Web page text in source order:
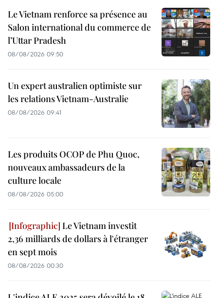
Le Vietnam renforce sa présence au
Salon international du commerce de
l’Uttar Pradesh
08/08/2026 09:50
Un expert australien optimiste sur
les relations Vietnam-Australie
08/08/2026 09:41
Les produits OCOP de Phu Quoc,
nouveaux ambassadeurs de la
culture locale
08/08/2026 05:00
Le Vietnam investit
2,36 milliards de dollars à l'étranger
en sept mois
08/08/2026 00:30